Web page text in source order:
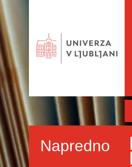
Napredno